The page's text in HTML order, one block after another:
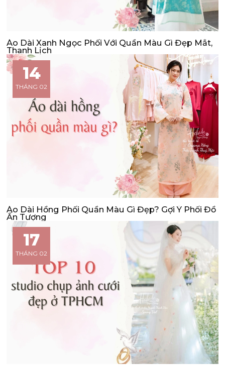
Áo Dài Xanh Ngọc Phối Với Quần Màu Gì Đẹp Mắt,
Thanh Lịch
14
THÁNG 02
Áo Dài Hồng Phối Quần Màu Gì Đẹp? Gợi Ý Phối Đồ
Ấn Tượng
17
THÁNG 02